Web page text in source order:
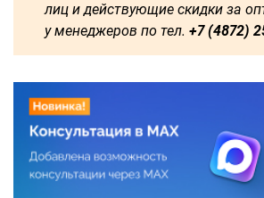
лиц и действующие скидки за
у менеджеров по тел. +7 (4872)